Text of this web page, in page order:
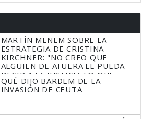
MARTÍN MENEM SOBRE LA
ESTRATEGIA DE CRISTINA
KIRCHNER: "NO CREO QUE
ALGUIEN DE AFUERA LE PUEDA
DECIR A LA JUSTICIA LO QUE
TIENE QUE HACER"
QUÉ DIJO BARDEM DE LA
INVASIÓN DE CEUTA